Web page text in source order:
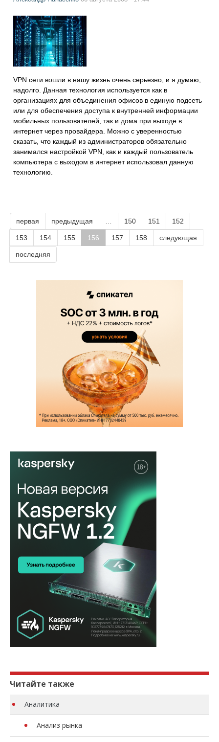
VPN сети вошли в нашу жизнь очень серьезно, и я думаю,
надолго. Данная технология используется как в
организациях для объединения офисов в единую подсеть
или для обеспечения доступа к внутренней информации
мобильных пользователей, так и дома при выходе в
интернет через провайдера. Можно с уверенностью
сказать, что каждый из администраторов обязательно
занимался настройкой VPN, как и каждый пользователь
компьютера с выходом в интернет использовал данную
технологию.
первая предыдущая 150 151 152
153 154 155 156 157 158 следующая
последняя
Читайте также
Аналитика
Анализ рынка